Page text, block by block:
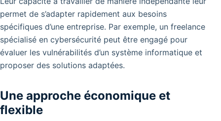
permet de s’adapter rapidement aux besoins
spécifiques d’une entreprise. Par exemple, un freelance
spécialisé en cybersécurité peut être engagé pour
évaluer les vulnérabilités d’un système informatique et
proposer des solutions adaptées.
Une approche économique et
flexible